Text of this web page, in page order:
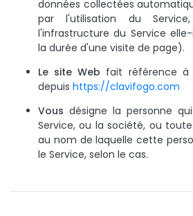
données collectées
par l'utilisation du
l'infrastructure du Service
la durée d'une visite de page).
Le site Web fait référence à
depuis https://clavifogo.com
Vous désigne la personne
Service, ou la société, ou
au nom de laquelle cette
le Service, selon le cas.